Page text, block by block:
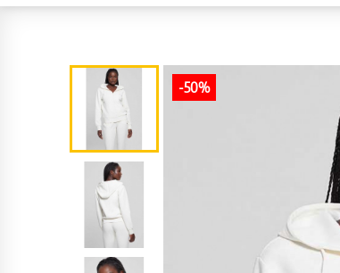
-50%